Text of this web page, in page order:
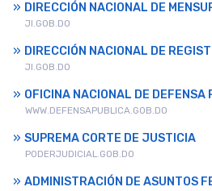
DIRECCIÓN NACIONAL DE
JI.GOB.DO
DIRECCIÓN NACIONAL DE
JI.GOB.DO
OFICINA NACIONAL DE DEFENSA
WWW.DEFENSAPUBLICA.GOB.DO
SUPREMA CORTE DE JUSTICIA
PODERJUDICIAL.GOB.DO
ADMINISTRACIÓN DE ASUNTOS